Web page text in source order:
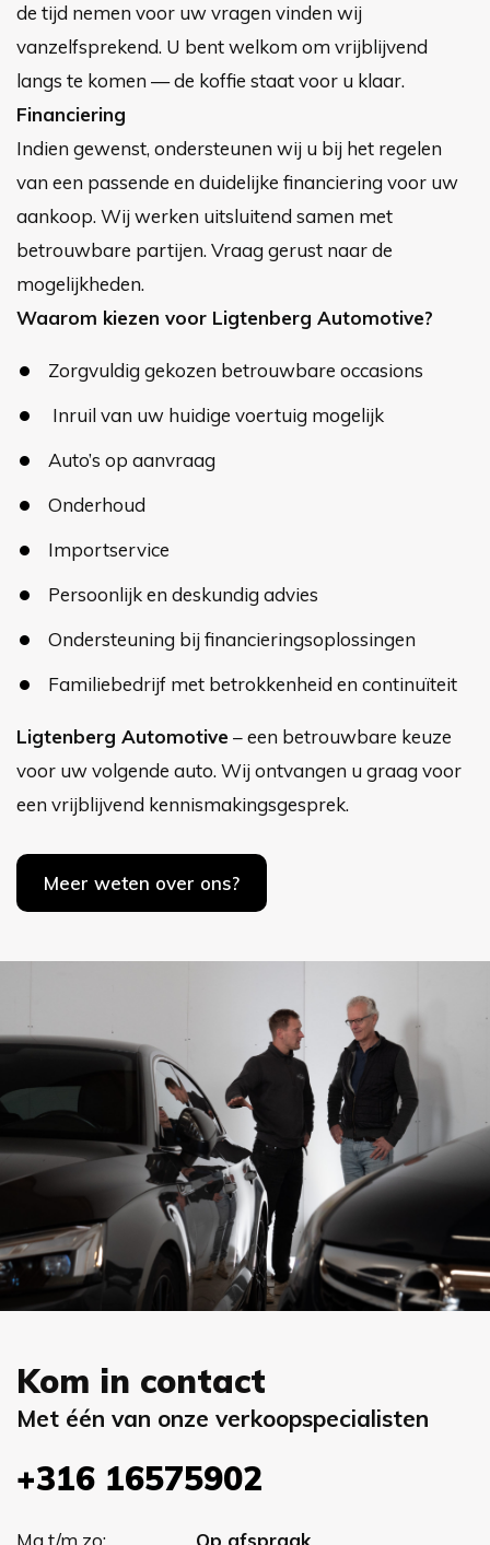
de tijd nemen voor uw vragen vinden wij
vanzelfsprekend. U bent welkom om vrijblijvend
langs te komen — de koffie staat voor u klaar.
Financiering
Indien gewenst, ondersteunen wij u bij het regelen
van een passende en duidelijke financiering voor uw
aankoop. Wij werken uitsluitend samen met
betrouwbare partijen. Vraag gerust naar de
mogelijkheden.
Waarom kiezen voor Ligtenberg Automotive?
Zorgvuldig gekozen betrouwbare occasions
Inruil van uw huidige voertuig mogelijk
Auto’s op aanvraag
Onderhoud
Importservice
Persoonlijk en deskundig advies
Ondersteuning bij financieringsoplossingen
Familiebedrijf met betrokkenheid en continuïteit
Ligtenberg Automotive– een betrouwbare keuze
voor uw volgende auto. Wij ontvangen u graag voor
een vrijblijvend kennismakingsgesprek.
Meer weten over ons?
Kom in contact
Met één van onze verkoopspecialisten
+316 16575902
Ma t/m zo: Op afspraak